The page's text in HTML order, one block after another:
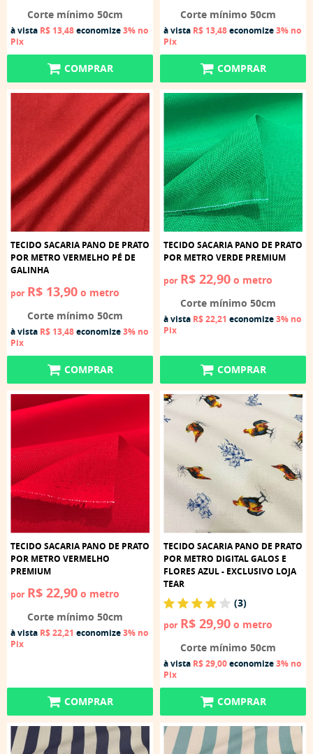
Corte mínimo 50cm
à vista R$ 13,48economize3% no
Pix
COMPRAR
Corte mínimo 50cm
à vista R$ 13,48economize3% no
Pix
COMPRAR
TECIDO SACARIA PANO DE PRATO
POR METRO VERMELHO PÉ DE
GALINHA
por R$ 13,90 o metro
Corte mínimo 50cm
à vista R$ 13,48economize3% no
Pix
COMPRAR
TECIDO SACARIA PANO DE PRATO
POR METRO VERDE PREMIUM
por R$ 22,90 o metro
Corte mínimo 50cm
à vista R$ 22,21 economize3% no
Pix
COMPRAR
TECIDO SACARIA PANO DE PRATO
POR METRO VERMELHO
PREMIUM
por R$ 22,90 o metro
Corte mínimo 50cm
à vista R$ 22,21 economize3% no
Pix
COMPRAR
TECIDO SACARIA PANO DE PRATO
POR METRO DIGITAL GALOS E
FLORES AZUL - EXCLUSIVO LOJA
TEAR
(3)
por R$ 29,90 o metro
Corte mínimo 50cm
à vista R$ 29,00economize3% no
Pix
COMPRAR